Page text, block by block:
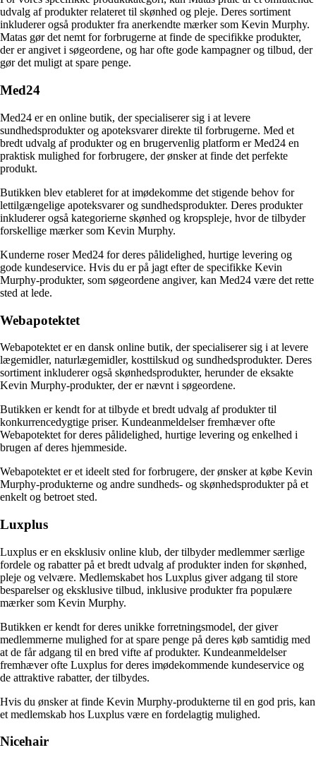
udvalg af produkter relateret til skønhed og pleje. Deres sortiment
inkluderer også produkter fra anerkendte mærker som Kevin Murphy.
Matas gør det nemt for forbrugerne at finde de specifikke produkter,
der er angivet i søgeordene, og har ofte gode kampagner og tilbud, der
gør det muligt at spare penge.
Med24
Med24 er en online butik, der specialiserer sig i at levere
sundhedsprodukter og apoteksvarer direkte til forbrugerne. Med et
bredt udvalg af produkter og en brugervenlig platform er Med24 en
praktisk mulighed for forbrugere, der ønsker at finde det perfekte
produkt.
Butikken blev etableret for at imødekomme det stigende behov for
lettilgængelige apoteksvarer og sundhedsprodukter. Deres produkter
inkluderer også kategorierne skønhed og kropspleje, hvor de tilbyder
forskellige mærker som Kevin Murphy.
Kunderne roser Med24 for deres pålidelighed, hurtige levering og
gode kundeservice. Hvis du er på jagt efter de specifikke Kevin
Murphy-produkter, som søgeordene angiver, kan Med24 være det rette
sted at lede.
Webapotektet
Webapotektet er en dansk online butik, der specialiserer sig i at levere
lægemidler, naturlægemidler, kosttilskud og sundhedsprodukter. Deres
sortiment inkluderer også skønhedsprodukter, herunder de eksakte
Kevin Murphy-produkter, der er nævnt i søgeordene.
Butikken er kendt for at tilbyde et bredt udvalg af produkter til
konkurrencedygtige priser. Kundeanmeldelser fremhæver ofte
Webapotektet for deres pålidelighed, hurtige levering og enkelhed i
brugen af deres hjemmeside.
Webapotektet er et ideelt sted for forbrugere, der ønsker at købe Kevin
Murphy-produkterne og andre sundheds- og skønhedsprodukter på et
enkelt og betroet sted.
Luxplus
Luxplus er en eksklusiv online klub, der tilbyder medlemmer særlige
fordele og rabatter på et bredt udvalg af produkter inden for skønhed,
pleje og velvære. Medlemskabet hos Luxplus giver adgang til store
besparelser og eksklusive tilbud, inklusive produkter fra populære
mærker som Kevin Murphy.
Butikken er kendt for deres unikke forretningsmodel, der giver
medlemmerne mulighed for at spare penge på deres køb samtidig med
at de får adgang til en bred vifte af produkter. Kundeanmeldelser
fremhæver ofte Luxplus for deres imødekommende kundeservice og
de attraktive rabatter, der tilbydes.
Hvis du ønsker at finde Kevin Murphy-produkterne til en god pris, kan
et medlemskab hos Luxplus være en fordelagtig mulighed.
Nicehair